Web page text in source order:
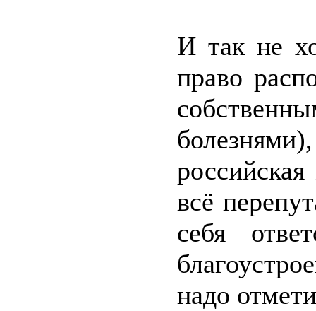
И так не
право
всё
себя
надо